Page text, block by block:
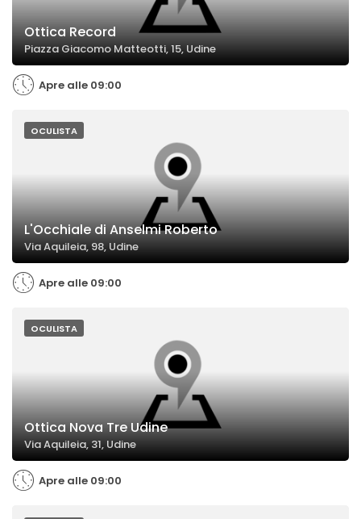
Ottica Record
Piazza Giacomo Matteotti, 15, Udine
Apre alle 09:00
OCULISTA
L'Occhiale di Anselmi Roberto
Via Aquileia, 98, Udine
Apre alle 09:00
OCULISTA
Ottica Nova Tre Udine
Via Aquileia, 31, Udine
Apre alle 09:00